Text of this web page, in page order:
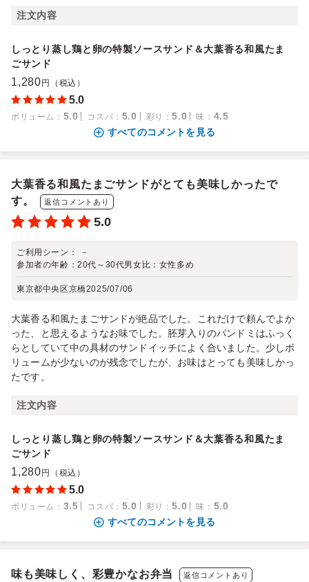
注文内容
しっとり蒸し鶏と卵の特製ソースサンド＆大葉香る和風たま
ごサンド
1,280 円（税込）
5.0
ボリューム ： 5.0 コスパ ： 5.0 彩り ：5.0 味 ： 4.5
すべてのコメントを見る
大葉香る和風たまごサンドがとても美味しかったで
す。
返信コメントあり
5.0
ご利用シーン：
－
参加者の年齢：20代～30代男女比： 女性多め
東京都中央区京橋2025/07/06
大葉香る和風たまごサンドが絶品でした。これだけで頼んでよか
った、と思えるようなお味でした。胚芽入りのパンドミはふっく
らとしていて中の具材のサンドイッチによく合いました。少しボ
リュームが少ないのが残念でしたが、お味はとっても美味しかっ
たです。
注文内容
しっとり蒸し鶏と卵の特製ソースサンド＆大葉香る和風たま
ごサンド
1,280 円（税込）
5.0
ボリューム ： 3.5 コスパ ： 5.0 彩り ：5.0 味 ： 5.0
すべてのコメントを見る
味も美味しく、彩豊かなお弁当 返信コメントあり